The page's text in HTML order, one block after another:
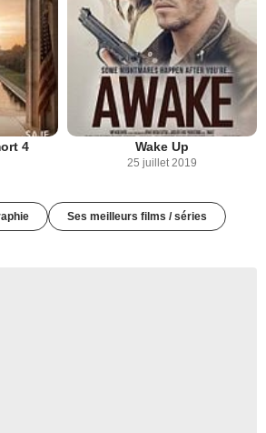
4 Wake Up
25 juillet 2019
Ses meilleurs films / séries